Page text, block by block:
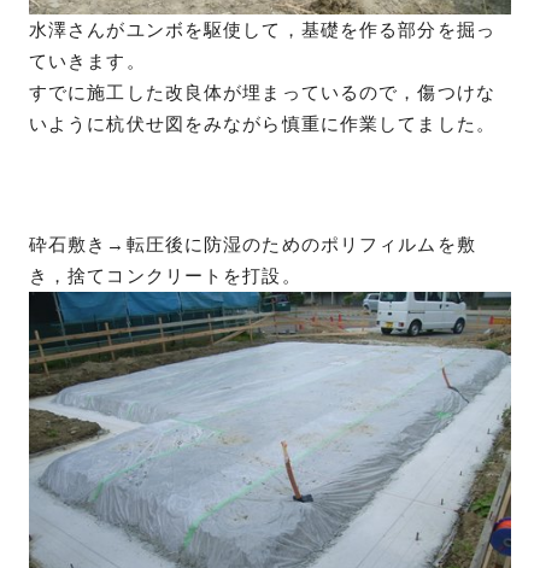
水澤さんがユンボを駆使して，基礎を作る部分を掘っ
ていきます。
すでに施工した改良体が埋まっているので，傷つけな
いように杭伏せ図をみながら慎重に作業してました。
砕石敷き→転圧後に防湿のためのポリフィルムを敷
き，捨てコンクリートを打設。